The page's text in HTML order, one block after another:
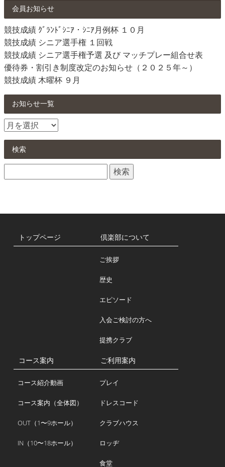
会員お知らせ
競技成績 ｸﾞﾗﾝﾄﾞｼﾆｱ・ｼﾆｱ月例杯 １０月
競技成績 シニア選手権 １回戦
競技成績 シニア選手権予選 及び マッチプレー組合せ表
優待券・割引き制度改定のお知らせ（２０２５年～）
競技成績 木曜杯 ９月
お知らせ一覧
お
せ
検索
索:
トップページ 倶楽部について
ご挨拶
歴史
エピソード
入会ご検討の方へ
提携クラブ
コース案内
コース紹介動画
コース案内（全体図）
OUT（1〜9ホール）
IN（10〜18ホール）
ご利用案内
プレイ
ドレスコード
クラブハウス
ロッヂ
食堂